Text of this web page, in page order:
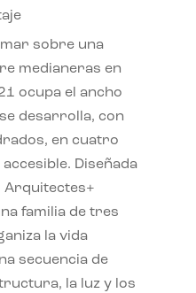
sobre una
medianeras en
ocupa el ancho
desarrolla, con
en cuatro
Diseñada
Arquitectes+
familia de tres
la vida
secuencia de
la luz y los